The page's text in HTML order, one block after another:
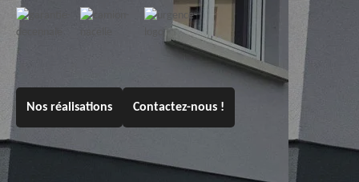
Nos réalisations Contactez-nous !